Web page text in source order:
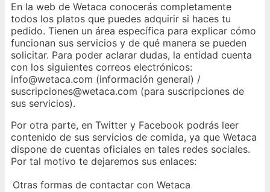
En la web de Wetaca conocerás completamente
todos los platos que puedes adquirir si haces tu
pedido. Tienen un área específica para explicar cómo
funcionan sus servicios y de qué manera se pueden
solicitar. Para poder aclarar dudas, la entidad cuenta
con los siguientes correos electrónicos:
info@wetaca.com (información general) /
suscripciones@wetaca.com (para suscripciones de
sus servicios).
Por otra parte, en Twitter y Facebook podrás leer
contenido de sus servicios de comida, ya que Wetaca
dispone de cuentas oficiales en tales redes sociales.
Por tal motivo te dejaremos sus enlaces:
Otras formas de contactar con Wetaca